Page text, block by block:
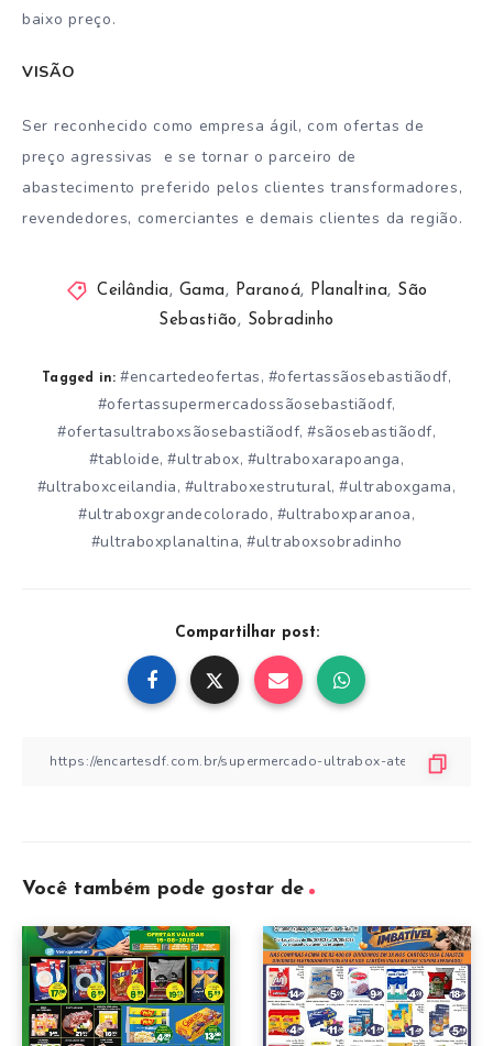
baixo preço.
VISÃO
Ser reconhecido como empresa ágil, com ofertas de
preço agressivas e se tornar o parceiro de
abastecimento preferido pelos clientes transformadores,
revendedores, comerciantes e demais clientes da região.
Ceilândia , Gama , Paranoá, Planaltina, São
Sebastião , Sobradinho
Tagged in: #encartedeofertas, #ofertassãosebastiãodf,
#ofertassupermercadossãosebastiãodf,
#ofertasultraboxsãosebastiãodf, #sãosebastiãodf,
#tabloide,#ultrabox, #ultraboxarapoanga,
#ultraboxceilandia, #ultraboxestrutural,#ultraboxgama,
#ultraboxgrandecolorado, #ultraboxparanoa,
#ultraboxplanaltina, #ultraboxsobradinho
Compartilhar post:
Você também pode gostar de